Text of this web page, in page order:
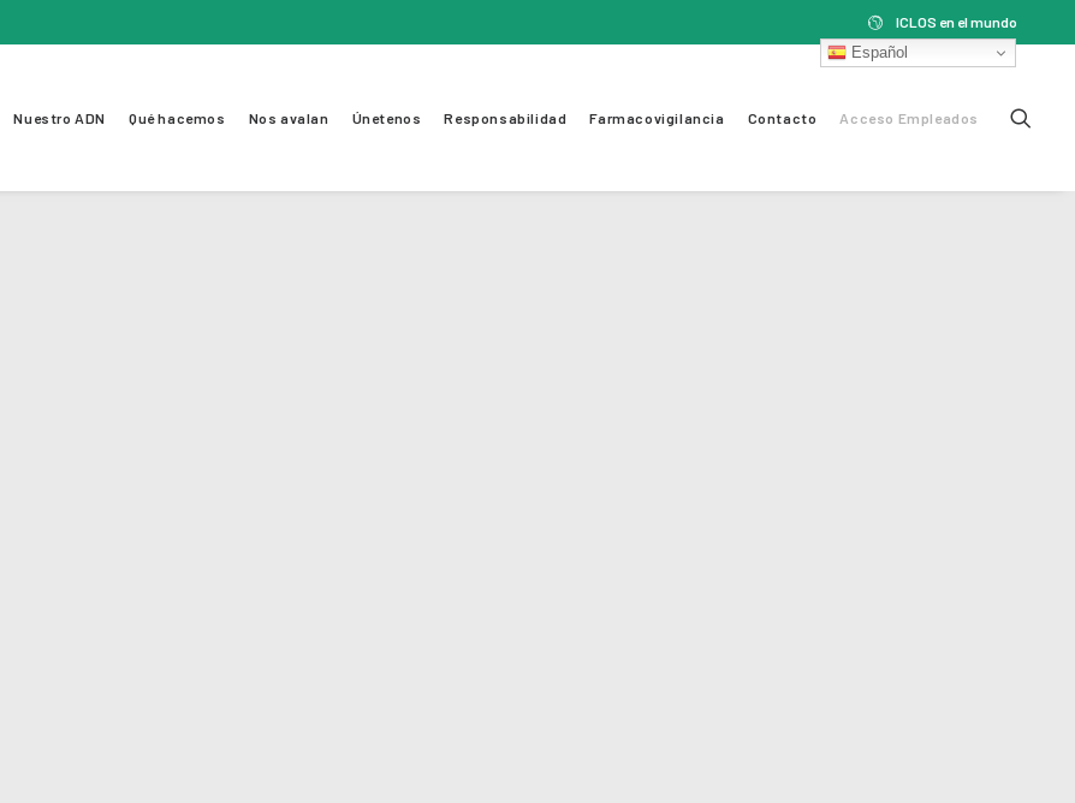
ICLOS en el mundo
Español
Nuestro ADN Qué hacemos Nos avalan Únetenos Responsabilidad Farmacovigilancia Contacto Acceso Empleados